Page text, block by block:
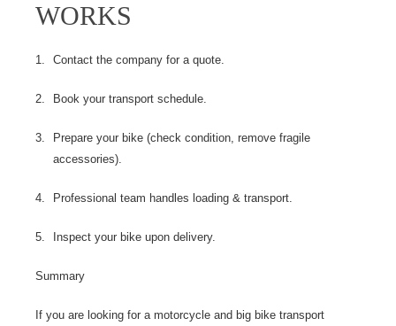
WORKS
Contact the company for a quote.
Book your transport schedule.
Prepare your bike (check condition, remove fragile
accessories).
Professional team handles loading & transport.
Inspect your bike upon delivery.
Summary
If you are looking for a motorcycle and big bike transport